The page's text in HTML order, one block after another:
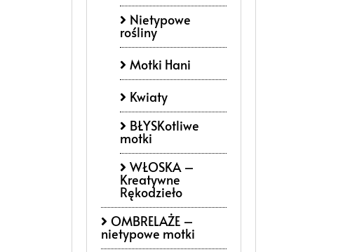
Nietypowe
rośliny
Motki Hani
Kwiaty
BŁYSKotliwe
motki
WŁOSKA –
Kreatywne
Rękodzieło
OMBRELAŻE –
nietypowe motki